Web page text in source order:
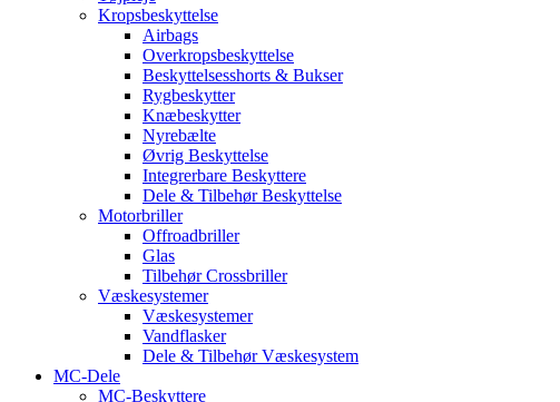
Kropsbeskyttelse
Airbags
Overkropsbeskyttelse
Beskyttelsesshorts & Bukser
Rygbeskytter
Knæbeskytter
Nyrebælte
Øvrig Beskyttelse
Integrerbare Beskyttere
Dele & Tilbehør Beskyttelse
Motorbriller
Offroadbriller
Glas
Tilbehør Crossbriller
Væskesystemer
Væskesystemer
Vandflasker
Dele & Tilbehør Væskesystem
MC-Dele
MC-Beskyttere